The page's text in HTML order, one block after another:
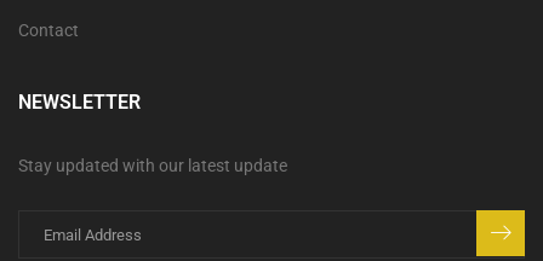
Contact
NEWSLETTER
Stay updated with our latest update